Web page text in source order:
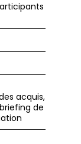
acquis,
de